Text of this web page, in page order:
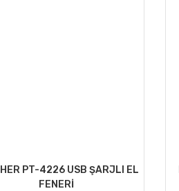
PT-4226 USB ŞARJLI EL
FENERİ